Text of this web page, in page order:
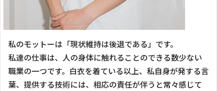
私のモットーは「現状維持は後退である」です。
私達の仕事は、人の身体に触れることのできる数少ない
職業の一つです。白衣を着ている以上、私自身が発する言
葉、提供する技術には、相応の責任が伴うと常々感じて